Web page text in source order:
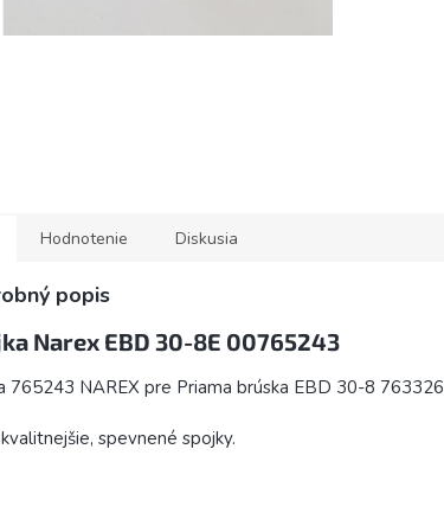
Hodnotenie Diskusia
popis
Narex EBD 30-8E 00765243
765243 NAREX pre Priama brúska EBD 30-8 763326
spevnené spojky.